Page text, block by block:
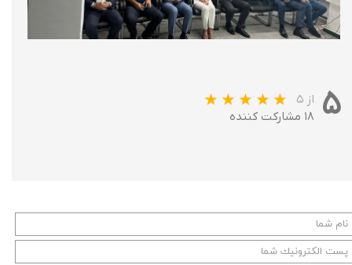
۵ از ۵
۱۸ مشارکت کننده